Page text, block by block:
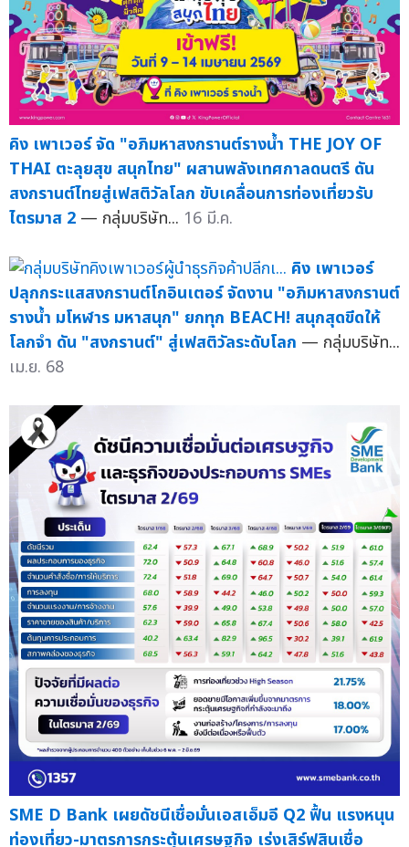
คิง เพาเวอร์ จัด "อภิมหาสงกรานต์รางน้ำ THE JOY OF
THAI ตะลุยสุข สนุกไทย" ผสานพลังเทศกาลดนตรี ดัน
สงกรานต์ไทยสู่เฟสติวัลโลก ขับเคลื่อนการท่องเที่ยวรับ
ไตรมาส 2 — กลุ่มบริษัท... 16 มี.ค.
คิง เพาเวอร์
ปลุกกระแสสงกรานต์โกอินเตอร์ จัดงาน "อภิมหาสงกรานต์
รางน้ำ มโหฬาร มหาสนุก" ยกทุก BEACH! สนุกสุดขีดให้
โลกจำ ดัน "สงกรานต์" สู่เฟสติวัลระดับโลก — กลุ่มบริษัท...
เม.ย. 68
SME D Bank เผยดัชนีเชื่อมั่นเอสเอ็มอี Q2 ฟื้น แรงหนุน
ท่องเที่ยว-มาตรการกระตุ้นเศรษฐกิจ เร่งเสิร์ฟสินเชื่อ